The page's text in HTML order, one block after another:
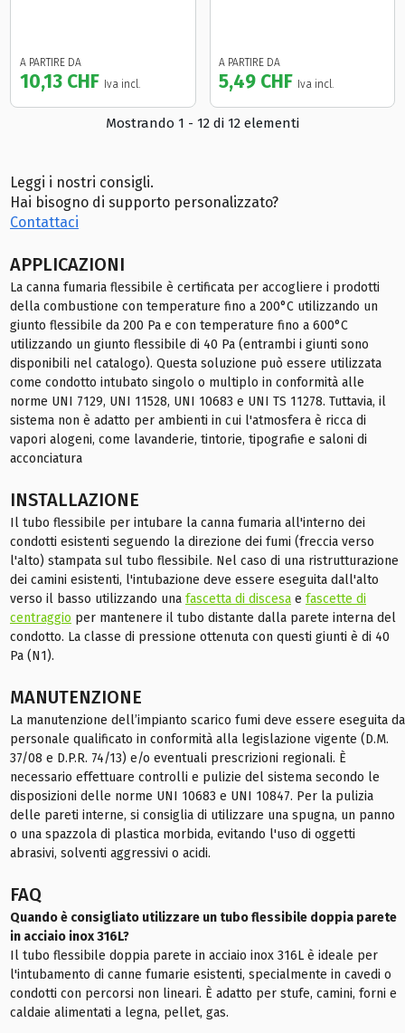
A PARTIRE DA
10,13 CHF Iva incl.
A PARTIRE DA
5,49 CHF Iva incl.
Mostrando 1 - 12 di 12 elementi
Leggi i nostri consigli.
Hai bisogno di supporto personalizzato?
Contattaci
APPLICAZIONI
La canna fumaria flessibile è certificata per accogliere i prodotti
della combustione con temperature fino a 200°C utilizzando un
giunto flessibile da 200 Pa e con temperature fino a 600°C
utilizzando un giunto flessibile di 40 Pa (entrambi i giunti sono
disponibili nel catalogo). Questa soluzione può essere utilizzata
come condotto intubato singolo o multiplo in conformità alle
norme UNI 7129, UNI 11528, UNI 10683 e UNI TS 11278. Tuttavia, il
sistema non è adatto per ambienti in cui l'atmosfera è ricca di
vapori alogeni, come lavanderie, tintorie, tipografie e saloni di
acconciatura
INSTALLAZIONE
Il tubo flessibile per intubare la canna fumaria all'interno dei
condotti esistenti seguendo la direzione dei fumi (freccia verso
l'alto) stampata sul tubo flessibile. Nel caso di una ristrutturazione
dei camini esistenti, l'intubazione deve essere eseguita dall'alto
verso il basso utilizzando una fascetta di discesa e fascette di
centraggio per mantenere il tubo distante dalla parete interna del
condotto. La classe di pressione ottenuta con questi giunti è di 40
Pa (N1).
MANUTENZIONE
La manutenzione dell’impianto scarico fumi deve essere eseguita da
personale qualificato in conformità alla legislazione vigente (D.M.
37/08 e D.P.R. 74/13) e/o eventuali prescrizioni regionali. È
necessario effettuare controlli e pulizie del sistema secondo le
disposizioni delle norme UNI 10683 e UNI 10847. Per la pulizia
delle pareti interne, si consiglia di utilizzare una spugna, un panno
o una spazzola di plastica morbida, evitando l'uso di oggetti
abrasivi, solventi aggressivi o acidi.
FAQ
Quando è consigliato utilizzare un tubo flessibile doppia parete
in acciaio inox 316L?
Il tubo flessibile doppia parete in acciaio inox 316L è ideale per
l'intubamento di canne fumarie esistenti, specialmente in cavedi o
condotti con percorsi non lineari. È adatto per stufe, camini, forni e
caldaie alimentati a legna, pellet, gas.